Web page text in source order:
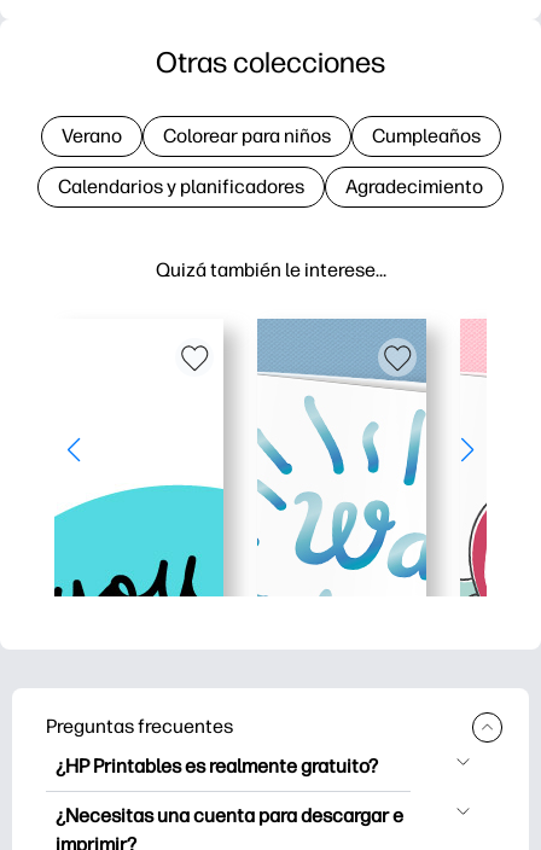
Quizá también le interese…
Otras colecciones
Verano Colorear para niños Cumpleaños
Calendarios y planificadores Agradecimiento
Preguntas frecuentes
¿HP Printables es realmente gratuito?
HP Printables ofrece más de 2500
imprimibles gratuitos para descargar e
¿Necesitas una cuenta para descargar e
imprimir?